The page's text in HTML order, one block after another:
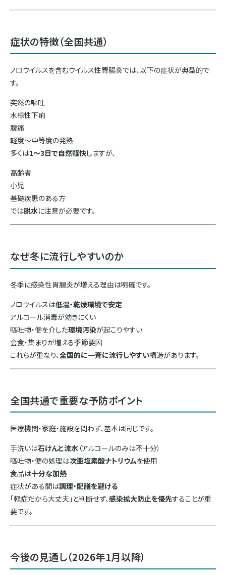
症状の特徴（全国共通）
ノロウイルスを含むウイルス性胃腸炎では、以下の症状が典型的で
す。
突然の嘔吐
水様性下痢
腹痛
軽度〜中等度の発熱
多くは1〜3日で自然軽快しますが、
高齢者
小児
基礎疾患のある方
では脱水に注意が必要です。
なぜ冬に流行しやすいのか
冬季に感染性胃腸炎が増える理由は明確です。
ノロウイルスは低温・乾燥環境で安定
アルコール消毒が効きにくい
嘔吐物・便を介した環境汚染が起こりやすい
会食・集まりが増える季節要因
これらが重なり、全国的に一斉に流行しやすい構造があります。
全国共通で重要な予防ポイント
医療機関・家庭・施設を問わず、基本は同じです。
手洗いは石けんと流水 （アルコールのみは不十分）
嘔吐物・便の処理は次亜塩素酸ナトリウムを使用
食品は十分な加熱
症状がある間は調理・配膳を避ける
「軽症だから大丈夫」と判断せず、感染拡大防止を優先することが重
要です。
今後の見通し（2026年1月以降）